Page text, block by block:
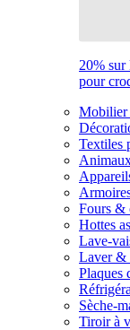
20% sur
pour
Mobilier
Textiles
Fours &
Hottes
Lave-
Laver &
Plaques
Sèche-
Tiroir à